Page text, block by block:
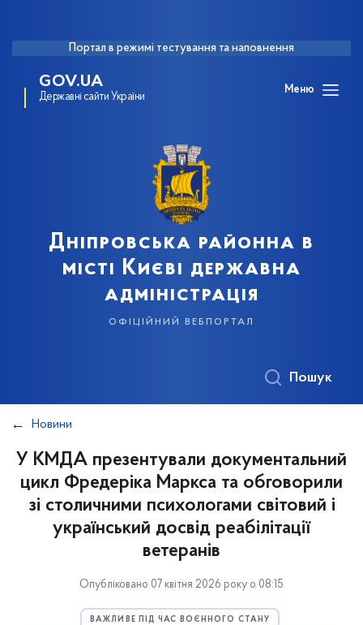
Портал в режимі тестування та наповнення
GOV.UA
Державні сайти України
Меню
Дніпровська районна в
місті Києві державна
адміністрація
офіційний вебпортал
Пошук
Новини
У КМДА презентували документальний
цикл Фредеріка Маркса та обговорили
зі столичними психологами світовий і
український досвід реабілітації
ветеранів
Опубліковано 07 квітня 2026 року о 08:15
ВАЖЛИВЕ ПІД ЧАС ВОЄННОГО СТАНУ